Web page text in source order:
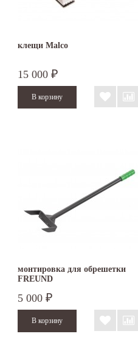
клещи Malco
15 000 ₽
монтировка для обрешетки
FREUND
5 000 ₽